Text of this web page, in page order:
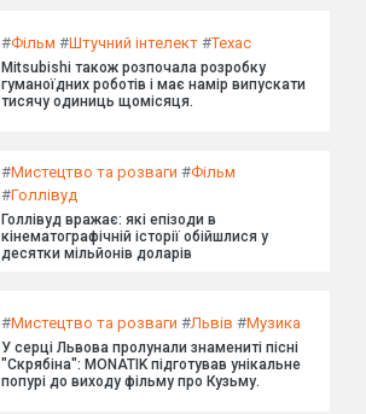
#Фільм #Штучний інтелект #Техас
Mitsubishi також розпочала розробку
гуманоїдних роботів і має намір випускати
тисячу одиниць щомісяця.
#Мистецтво та розваги #Фільм
#Голлівуд
Голлівуд вражає: які епізоди в
кінематографічній історії обійшлися у
десятки мільйонів доларів
#Мистецтво та розваги #Львів #Музика
У серці Львова пролунали знамениті пісні
"Скрябіна": MONATIK підготував унікальне
попурі до виходу фільму про Кузьму.